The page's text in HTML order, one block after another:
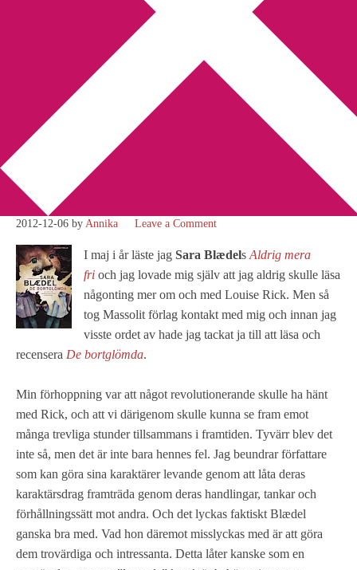
Bokbloggsjerka Bloggmaraton
Kriminalroman Min tv-blogg
You are here: /Recension: De bortglömda av
Sara Blædel
Recension: De bortglömda
av Sara Blædel
2012-12-06 by Annika Leave a Comment
I maj i år läste jag Sara Blædels Aldrig mera
fri och jag lovade mig själv att jag aldrig skulle läsa
någonting mer om och med Louise Rick. Men så
tog Massolit förlag kontakt med mig och innan jag
visste ordet av hade jag tackat ja till att läsa och
recensera De bortglömda.
Min förhoppning var att något revolutionerande skulle ha hänt
med Rick, och att vi därigenom skulle kunna se fram emot
många trevliga stunder tillsammans i framtiden. Tyvärr blev det
inte så, men det är inte bara hennes fel. Jag beundrar författare
som kan göra sina karaktärer levande genom att låta deras
karaktärsdrag framträda genom deras handlingar, tankar och
förhållningssätt mot andra. Och det lyckas faktiskt Blædel
ganska bra med. Vad hon däremot misslyckas med är att göra
dem trovärdiga och intressanta. Detta låter kanske som en